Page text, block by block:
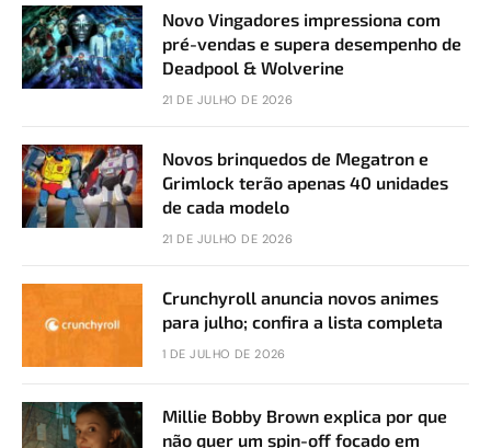
Novo Vingadores impressiona com
pré-vendas e supera desempenho de
Deadpool & Wolverine
21 DE JULHO DE 2026
Novos brinquedos de Megatron e
Grimlock terão apenas 40 unidades
de cada modelo
21 DE JULHO DE 2026
Crunchyroll anuncia novos animes
para julho; confira a lista completa
1 DE JULHO DE 2026
Millie Bobby Brown explica por que
não quer um spin-off focado em